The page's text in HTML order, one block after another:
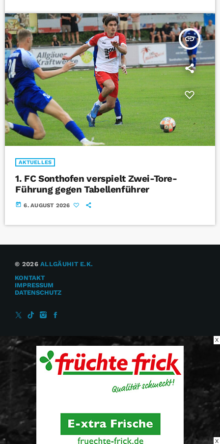
insert_link
AKTUELLES
1. FC Sonthofen verspielt Zwei-Tore-
Führung gegen Tabellenführer
today 6. AUGUST 2026
© 2026ALLGÄUHIT E.K.
KONTAKT
IMPRESSUM
DATENSCHUTZ
X
X